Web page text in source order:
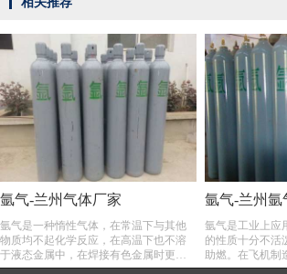
氩气-兰州气体厂家
氩气是一种惰性气体，在常温下与其他
物质均不起化学反应，在高温下也不溶
于液态金属中，在焊接有色金属时更能
显示其优越性。可用于灯泡充气和对不
氩气-兰州氩
氩气是工业上应
的性质十分不活
助燃。在飞机制
和机械工业部门